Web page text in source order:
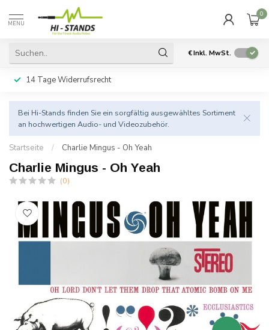
MENU
0
€Inkl. MwSt.
14 Tage Widerrufsrecht
Bei Hi-Stands finden Sie ein sorgfältig ausgewähltes Sortiment
an hochwertigen Audio- und Videozubehör.
Startseite / Charlie Mingus - Oh Yeah
Charlie Mingus - Oh Yeah
(0)